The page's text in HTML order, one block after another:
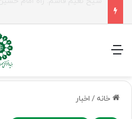
منو
خانه / اخبار